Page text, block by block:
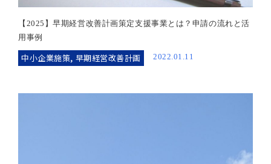
【2025】早期経営改善計画策定支援事業とは？申請の流れと活
用事例
中小企業施策, 早期経営改善計画 2022.01.11